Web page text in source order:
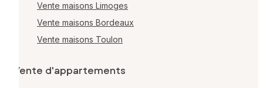
Vente maisons Limoges
Vente maisons Bordeaux
Vente maisons Toulon
Vente d'appartements